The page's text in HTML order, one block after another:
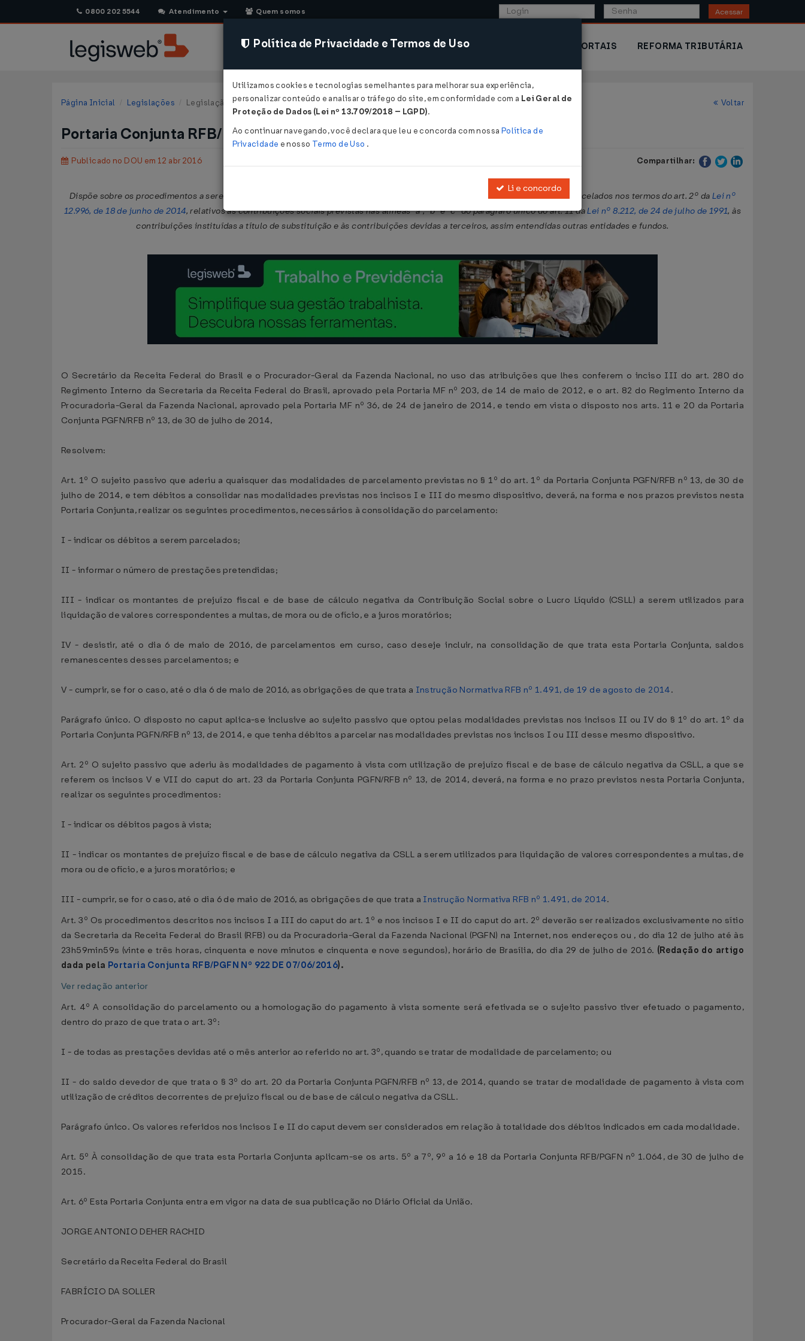
0800 202 5544 Atendimento Quem somos Acessar
CONSULTORIA SISTEMAS COMÉRCIO EXTERIOR PORTAIS REFORMA TRIBUTÁRIA
Página Inicial Legislações Legislação Federal Voltar
Portaria Conjunta RFB/PGFN Nº 550 DE 11/04/2016
Publicado no DOU em 12 abr 2016 Compartilhar:
Dispõe sobre os procedimentos a serem adotados pelos sujeitos passivos para a consolidação dos débitos a serem pagos ou parcelados nos termos do art. 2º da Lei nº
12.996, de 18 de junho de 2014, relativos às contribuições sociais previstas nas alíneas "a", "b" e "c" do parágrafo único do art. 11 daLei nº 8.212, de 24 de julho de 1991, às
contribuições instituídas a título de substituição e às contribuições devidas a terceiros, assim entendidas outras entidades e fundos.
O Secretário da Receita Federal do Brasil e o Procurador-Geral da Fazenda Nacional, no uso das atribuições que lhes conferem o inciso III do art. 280 do
Regimento Interno da Secretaria da Receita Federal do Brasil, aprovado pela Portaria MF nº 203, de 14 de maio de 2012, e o art. 82 do Regimento Interno da
Procuradoria-Geral da Fazenda Nacional, aprovado pela Portaria MF nº 36, de 24 de janeiro de 2014, e tendo em vista o disposto nos arts. 11 e 20 da Portaria
Conjunta PGFN/RFB nº 13, de 30 de julho de 2014,
Resolvem:
Art. 1º O sujeito passivo que aderiu a quaisquer das modalidades de parcelamento previstas no § 1º do art. 1º da Portaria Conjunta PGFN/RFB nº 13, de 30 de
julho de 2014, e tem débitos a consolidar nas modalidades previstas nos incisos I e III do mesmo dispositivo, deverá, na forma e nos prazos previstos nesta
Portaria Conjunta, realizar os seguintes procedimentos, necessários à consolidação do parcelamento:
I - indicar os débitos a serem parcelados;
II - informar o número de prestações pretendidas;
III - indicar os montantes de prejuízo fiscal e de base de cálculo negativa da Contribuição Social sobre o Lucro Líquido (CSLL) a serem utilizados para
liquidação de valores correspondentes a multas, de mora ou de ofício, e a juros moratórios;
IV - desistir, até o dia 6 de maio de 2016, de parcelamentos em curso, caso deseje incluir, na consolidação de que trata esta Portaria Conjunta, saldos
remanescentes desses parcelamentos; e
V - cumprir, se for o caso, até o dia 6 de maio de 2016, as obrigações de que trata a Instrução Normativa RFB nº 1.491, de 19 de agosto de 2014.
Parágrafo único. O disposto no caput aplica-se inclusive ao sujeito passivo que optou pelas modalidades previstas nos incisos II ou IV do § 1º do art. 1º da
Portaria Conjunta PGFN/RFB nº 13, de 2014, e que tenha débitos a parcelar nas modalidades previstas nos incisos I ou III desse mesmo dispositivo.
Art. 2º O sujeito passivo que aderiu às modalidades de pagamento à vista com utilização de prejuízo fiscal e de base de cálculo negativa da CSLL, a que se
referem os incisos V e VII do caput do art. 23 da Portaria Conjunta PGFN/RFB nº 13, de 2014, deverá, na forma e no prazo previstos nesta Portaria Conjunta,
realizar os seguintes procedimentos:
I - indicar os débitos pagos à vista;
II - indicar os montantes de prejuízo fiscal e de base de cálculo negativa da CSLL a serem utilizados para liquidação de valores correspondentes a multas, de
mora ou de ofício, e a juros moratórios; e
III - cumprir, se for o caso, até o dia 6 de maio de 2016, as obrigações de que trata a Instrução Normativa RFB nº 1.491, de 2014.
Art. 3º Os procedimentos descritos nos incisos I a III do caput do art. 1º e nos incisos I e II do caput do art. 2º deverão ser realizados exclusivamente no sítio
da Secretaria da Receita Federal do Brasil (RFB) ou da Procuradoria-Geral da Fazenda Nacional (PGFN) na Internet, nos endereços ou , do dia 12 de julho até às
23h59min59s (vinte e três horas, cinquenta e nove minutos e cinquenta e nove segundos), horário de Brasília, do dia 29 de julho de 2016. (Redação do artigo
dada pela Portaria Conjunta RFB/PGFN Nº 922 DE 07/06/2016).
Ver redação anterior
Art. 4º A consolidação do parcelamento ou a homologação do pagamento à vista somente será efetivada se o sujeito passivo tiver efetuado o pagamento,
dentro do prazo de que trata o art. 3º:
I - de todas as prestações devidas até o mês anterior ao referido no art. 3º, quando se tratar de modalidade de parcelamento; ou
II - do saldo devedor de que trata o § 3º do art. 20 da Portaria Conjunta PGFN/RFB nº 13, de 2014, quando se tratar de modalidade de pagamento à vista com
utilização de créditos decorrentes de prejuízo fiscal ou de base de cálculo negativa da CSLL.
Parágrafo único. Os valores referidos nos incisos I e II do caput devem ser considerados em relação à totalidade dos débitos indicados em cada modalidade.
Art. 5º À consolidação de que trata esta Portaria Conjunta aplicam-se os arts. 5º a 7º, 9º a 16 e 18 da Portaria Conjunta RFB/PGFN nº 1.064, de 30 de julho de
2015.
Art. 6º Esta Portaria Conjunta entra em vigor na data de sua publicação no Diário Oficial da União.
JORGE ANTONIO DEHER RACHID
Secretário da Receita Federal do Brasil
FABRÍCIO DA SOLLER
Procurador-Geral da Fazenda Nacional
Política de Privacidade e Termos de Uso
Utilizamos cookies e tecnologias semelhantes para melhorar sua experiência,
personalizar conteúdo e analisar o tráfego do site, em conformidade com a Lei Geral de
Proteção de Dados (Lei nº 13.709/2018 – LGPD).
Ao continuar navegando, você declara que leu e concorda com nossa Política de
Privacidade e nosso Termo de Uso .
Li e concordo